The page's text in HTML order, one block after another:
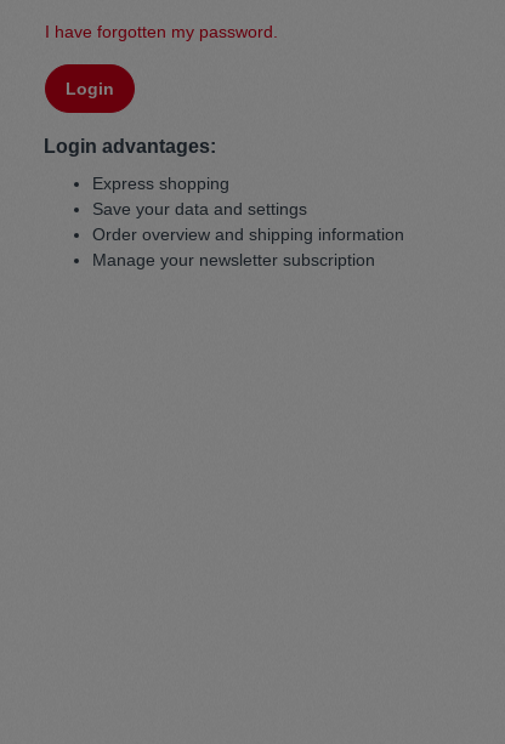
Pullunder
Hats
Socken
Schmuck
I have forgotten my password.
Login
Login advantages:
Express shopping
Save your data and settings
Order overview and shipping information
Manage your newsletter subscription